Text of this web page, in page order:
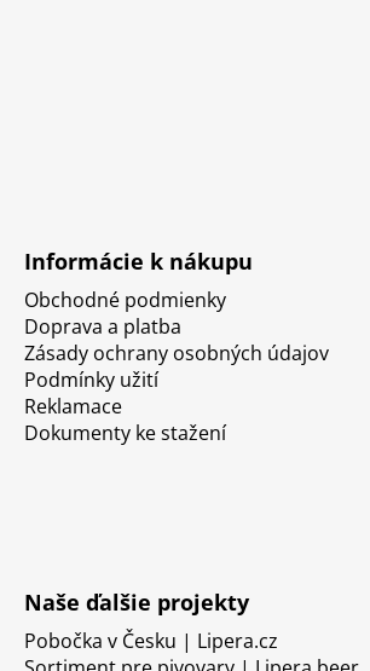
Informácie k nákupu
Obchodné podmienky
Doprava a platba
Zásady ochrany osobných údajov
Podmínky užití
Reklamace
Dokumenty ke stažení
Naše ďalšie projekty
Pobočka v Česku | Lipera.cz